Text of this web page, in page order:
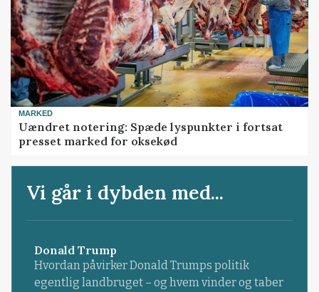
MARKED
Uændret notering: Spæde lyspunkter i fortsat
presset marked for oksekød
Vi går i dybden med...
Donald Trump
Hvordan påvirker Donald Trumps politik
egentlig landbruget – og hvem vinder og taber